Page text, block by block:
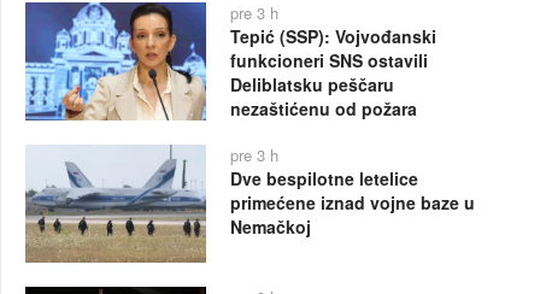
pre 3 h
Tepić (SSP): Vojvođanski
funkcioneri SNS ostavili
Deliblatsku peščaru
nezaštićenu od požara
pre 3 h
Dve bespilotne letelice
primećene iznad vojne baze u
Nemačkoj